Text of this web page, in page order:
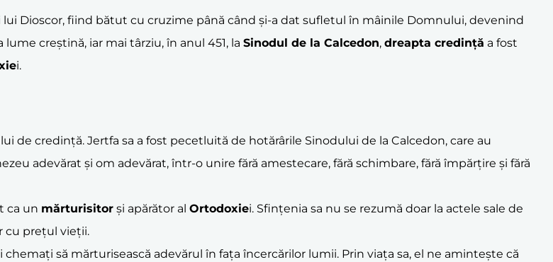
Dioscor, fiind bătut cu cruzime până când și-a dat sufletul în mâinile Domnului, devenind
creștină, iar mai târziu, în anul 451, la Sinodul de la Calcedon, dreapta credință a fost
i.
de credință. Jertfa sa a fost pecetluită de hotărârile Sinodului de la Calcedon, care au
adevărat și om adevărat, într-o unire fără amestecare, fără schimbare, fără împărțire și fără
ca un mărturisitor și apărător al Ortodoxiei. Sfințenia sa nu se rezumă doar la actele sale de
cu prețul vieții.
să mărturisească adevărul în fața încercărilor lumii. Prin viața sa, el ne amintește că